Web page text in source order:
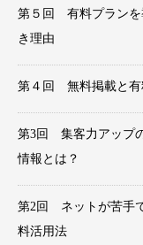
第５回 有料プランを
き理由
第４回 無料掲載と有
第3回 集客力アップ
情報とは？
第2回 ネットが苦手
料活用法